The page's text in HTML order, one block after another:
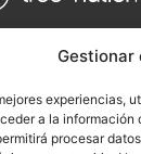
Gestionar
experiencias,
a la
procesar